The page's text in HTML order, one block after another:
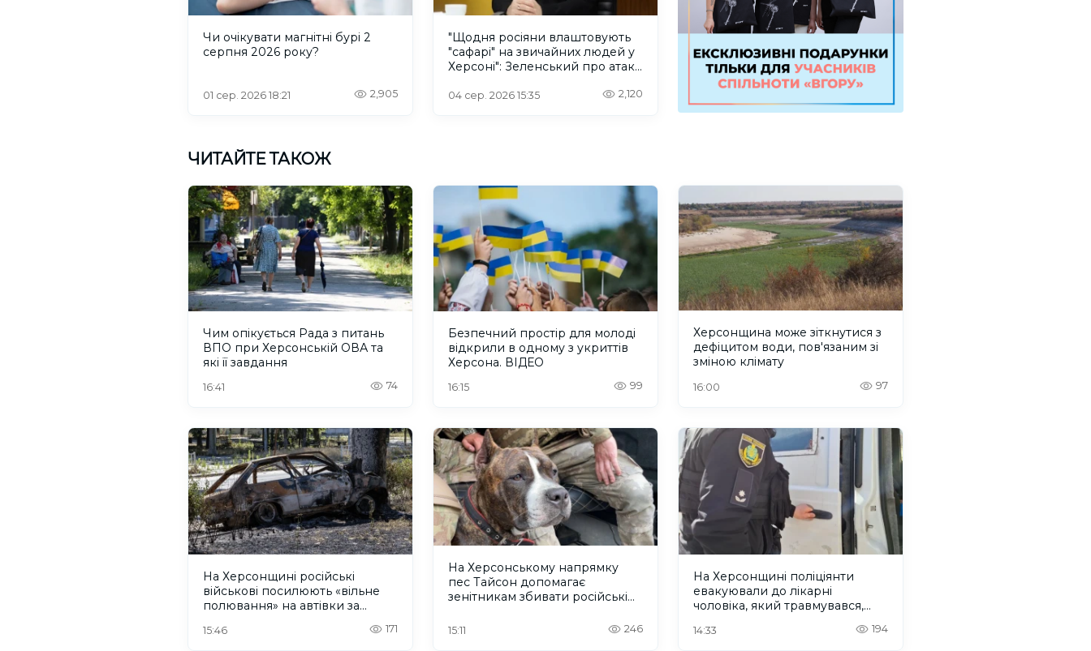
Чи очікувати магнітні бурі 2
серпня 2026 року?
01 сер. 2026 18:21 2,905
"Щодня росіяни влаштовують
"сафарі" на звичайних людей у
Херсоні": Зеленський про атаку
04 сер. 2026 15:35 2,120
ЧИТАЙТЕ ТАКОЖ
Чим опікується Рада з питань
ВПО при Херсонській ОВА та
які її завдання
16:41 74
Безпечний простір для молоді
відкрили в одному з укриттів
Херсона. ВІДЕО
16:15 99
Херсонщина може зіткнутися з
дефіцитом води, пов'язаним зі
зміною клімату
16:00 97
На Херсонщині російські
військові посилюють «вільне
полювання» на автівки за
15:46 171
На Херсонському напрямку
пес Тайсон допомагає
зенітникам збивати російські
15:11 246
На Херсонщині поліціянти
евакуювали до лікарні
чоловіка, який травмувався,
14:33 194